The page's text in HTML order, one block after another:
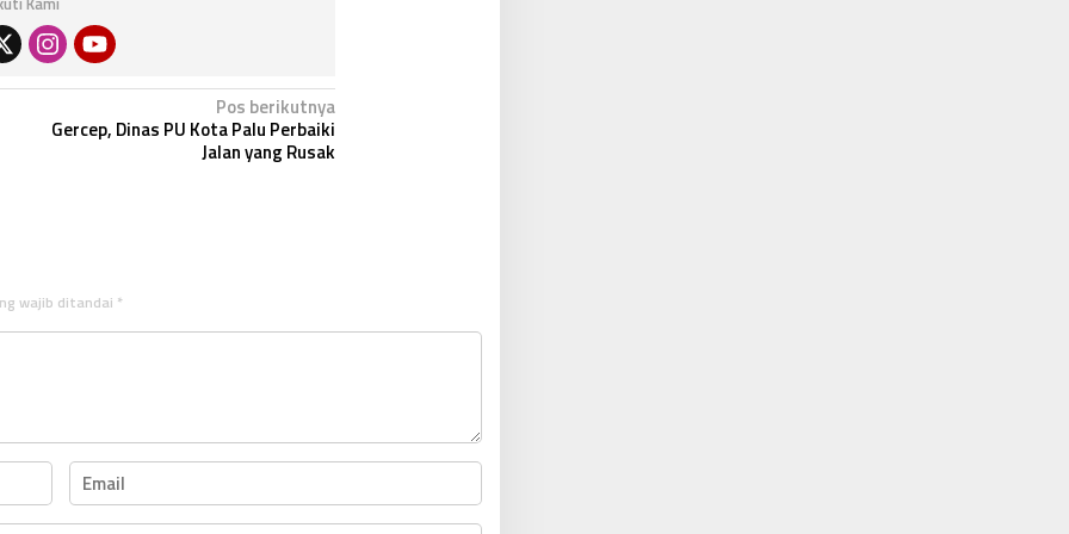
Pos berikutnya
Gercep, Dinas PU Kota Palu Perbaiki
Jalan yang Rusak
wajib ditandai *